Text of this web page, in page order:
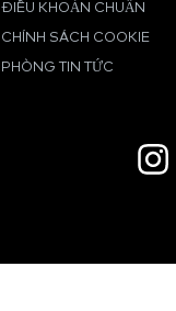
ĐIỀU KHOẢN CHUẨN
CHÍNH SÁCH COOKIE
PHÒNG TIN TỨC